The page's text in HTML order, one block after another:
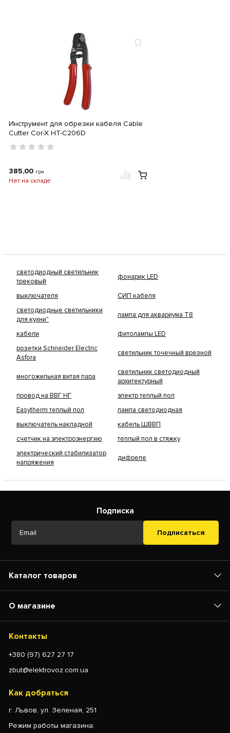
Инструмент для обрезки кабеля Cable
Cutter Cor-X HT-C206D
385,00 грн
Нет на складе
светодиодный светильник
трековый
фонарик LED
выключателя
СИП кабеля
светодиодные светильники
для кухни"
лампа для аквариума Т8
кабели
фитолампы LED
розетки Schneider Electric
Asfora
светильник точечный врезной
многожильная витая пара
светильник светодиодный
архитектурный
провод на ВВГ НГ
электр теплый пол
Easytherm теплый пол
лампа светодиодная
выключатель накладной
кабель ШВВП
счетчик на электроэнергию
теплый пол в стяжку
электрический стабилизатор
напряжения
дифреле
Подписка
Подписаться
Каталог товаров
О магазине
Контакты
+380 (97) 627 27 17
zbut@elektrovoz.com.ua
Как добраться
г. Львов, ул. Зеленая, 251
Режим работы магазина: